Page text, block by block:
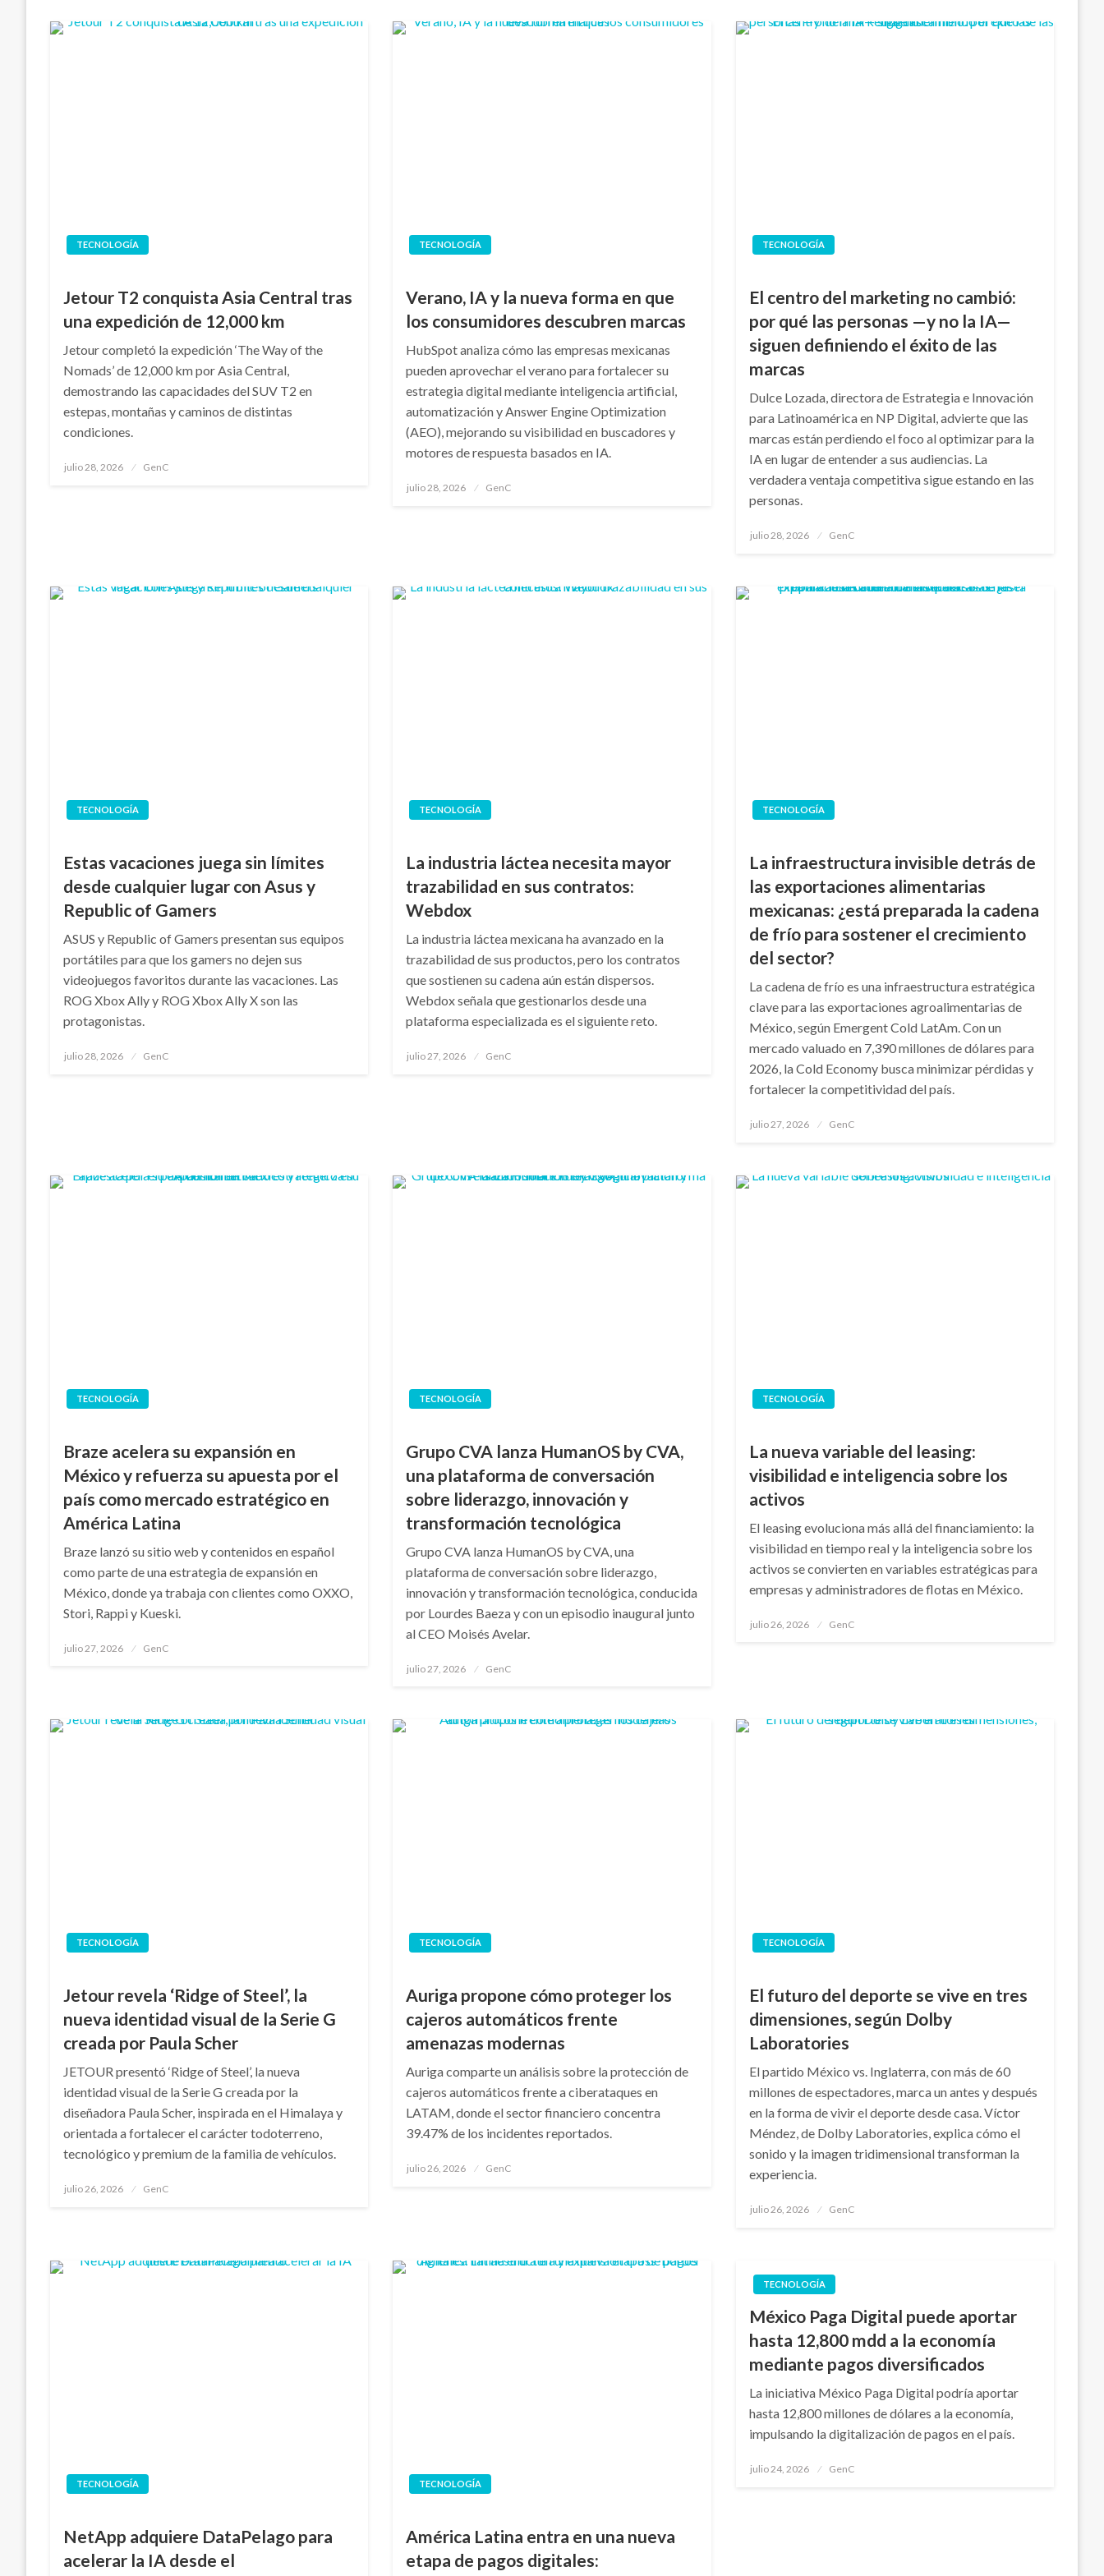
TECNOLOGÍA
Jetour T2 conquista Asia Central tras
una expedición de 12,000 km
Jetour completó la expedición ‘The Way of the
Nomads’ de 12,000 km por Asia Central,
demostrando las capacidades del SUV T2 en
estepas, montañas y caminos de distintas
condiciones.
Publicado
julio 28, 2026 GenC
TECNOLOGÍA
Verano, IA y la nueva forma en que
los consumidores descubren marcas
HubSpot analiza cómo las empresas mexicanas
pueden aprovechar el verano para fortalecer su
estrategia digital mediante inteligencia artificial,
automatización y Answer Engine Optimization
(AEO), mejorando su visibilidad en buscadores y
motores de respuesta basados en IA.
Publicado
julio 28, 2026 GenC
TECNOLOGÍA
El centro del marketing no cambió:
por qué las personas —y no la IA—
siguen definiendo el éxito de las
marcas
Dulce Lozada, directora de Estrategia e Innovación
para Latinoamérica en NP Digital, advierte que las
marcas están perdiendo el foco al optimizar para la
IA en lugar de entender a sus audiencias. La
verdadera ventaja competitiva sigue estando en las
personas.
Publicado
julio 28, 2026 GenC
TECNOLOGÍA
Estas vacaciones juega sin límites
desde cualquier lugar con Asus y
Republic of Gamers
ASUS y Republic of Gamers presentan sus equipos
portátiles para que los gamers no dejen sus
videojuegos favoritos durante las vacaciones. Las
ROG Xbox Ally y ROG Xbox Ally X son las
protagonistas.
Publicado
julio 28, 2026 GenC
TECNOLOGÍA
La industria láctea necesita mayor
trazabilidad en sus contratos:
Webdox
La industria láctea mexicana ha avanzado en la
trazabilidad de sus productos, pero los contratos
que sostienen su cadena aún están dispersos.
Webdox señala que gestionarlos desde una
plataforma especializada es el siguiente reto.
Publicado
julio 27, 2026 GenC
TECNOLOGÍA
La infraestructura invisible detrás de
las exportaciones alimentarias
mexicanas: ¿está preparada la cadena
de frío para sostener el crecimiento
del sector?
La cadena de frío es una infraestructura estratégica
clave para las exportaciones agroalimentarias de
México, según Emergent Cold LatAm. Con un
mercado valuado en 7,390 millones de dólares para
2026, la Cold Economy busca minimizar pérdidas y
fortalecer la competitividad del país.
Publicado
julio 27, 2026 GenC
TECNOLOGÍA
Braze acelera su expansión en
México y refuerza su apuesta por el
país como mercado estratégico en
América Latina
Braze lanzó su sitio web y contenidos en español
como parte de una estrategia de expansión en
México, donde ya trabaja con clientes como OXXO,
Stori, Rappi y Kueski.
Publicado
julio 27, 2026 GenC
TECNOLOGÍA
Grupo CVA lanza HumanOS by CVA,
una plataforma de conversación
sobre liderazgo, innovación y
transformación tecnológica
Grupo CVA lanza HumanOS by CVA, una
plataforma de conversación sobre liderazgo,
innovación y transformación tecnológica, conducida
por Lourdes Baeza y con un episodio inaugural junto
al CEO Moisés Avelar.
Publicado
julio 27, 2026 GenC
TECNOLOGÍA
La nueva variable del leasing:
visibilidad e inteligencia sobre los
activos
El leasing evoluciona más allá del financiamiento: la
visibilidad en tiempo real y la inteligencia sobre los
activos se convierten en variables estratégicas para
empresas y administradores de flotas en México.
Publicado
julio 26, 2026 GenC
TECNOLOGÍA
Jetour revela ‘Ridge of Steel’, la
nueva identidad visual de la Serie G
creada por Paula Scher
JETOUR presentó ‘Ridge of Steel’, la nueva
identidad visual de la Serie G creada por la
diseñadora Paula Scher, inspirada en el Himalaya y
orientada a fortalecer el carácter todoterreno,
tecnológico y premium de la familia de vehículos.
Publicado
julio 26, 2026 GenC
TECNOLOGÍA
Auriga propone cómo proteger los
cajeros automáticos frente
amenazas modernas
Auriga comparte un análisis sobre la protección de
cajeros automáticos frente a ciberataques en
LATAM, donde el sector financiero concentra
39.47% de los incidentes reportados.
Publicado
julio 26, 2026 GenC
TECNOLOGÍA
El futuro del deporte se vive en tres
dimensiones, según Dolby
Laboratories
El partido México vs. Inglaterra, con más de 60
millones de espectadores, marca un antes y después
en la forma de vivir el deporte desde casa. Víctor
Méndez, de Dolby Laboratories, explica cómo el
sonido y la imagen tridimensional transforman la
experiencia.
Publicado
julio 26, 2026 GenC
TECNOLOGÍA
NetApp adquiere DataPelago para
acelerar la IA desde el
TECNOLOGÍA
América Latina entra en una nueva
etapa de pagos digitales:
TECNOLOGÍA
México Paga Digital puede aportar
hasta 12,800 mdd a la economía
mediante pagos diversificados
La iniciativa México Paga Digital podría aportar
hasta 12,800 millones de dólares a la economía,
impulsando la digitalización de pagos en el país.
Publicado
julio 24, 2026 GenC